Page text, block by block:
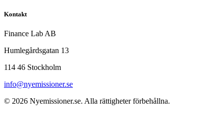
Kontakt
Finance Lab AB
Humlegårdsgatan 13
114 46 Stockholm
info@nyemissioner.se
© 2026 Nyemissioner.se. Alla rättigheter förbehållna.